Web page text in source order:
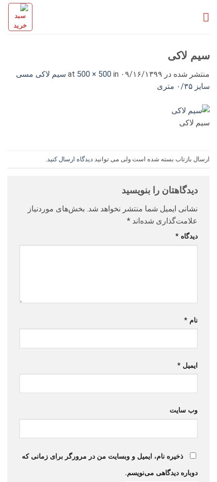
سیم لاکی
منتشر شده در ۰۹/۱۶/۱۳۹۹ 500 × 500 in
سیم لاکی مسی
سایز ۰/۳۵ متری
سیم لاکی
ارسال بازتاب بسته شده است ولی می توانید دیدگاه ارسال کنید
دیدگاهتان را بنویسید
نشانی ایمیل شما منتشر نخواهد شد. بخش‌های موردنیاز
علامت‌گذاری شده‌اند *
دیدگاه *
نام *
ایمیل *
وب‌ سایت
ذخیره نام، ایمیل و وبسایت من در مرورگر برای زمانی که
دوباره دیدگاهی می‌نویسم.